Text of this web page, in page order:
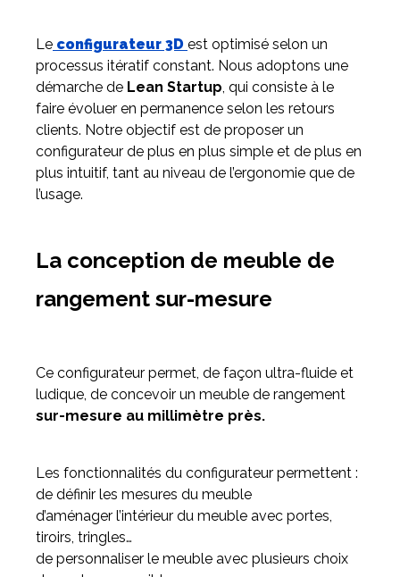
Le configurateur 3D est optimisé selon un
processus itératif constant. Nous adoptons une
démarche de Lean Startup, qui consiste à le
faire évoluer en permanence selon les retours
clients. Notre objectif est de proposer un
configurateur de plus en plus simple et de plus en
plus intuitif, tant au niveau de l’ergonomie que de
l’usage.
La conception de meuble de
rangement sur-mesure
Ce configurateur permet, de façon ultra-fluide et
ludique, de concevoir un meuble de rangement
sur-mesure au millimètre près.
Les fonctionnalités du configurateur permettent :
de définir les mesures du meuble
d’aménager l’intérieur du meuble avec portes,
tiroirs, tringles…
de personnaliser le meuble avec plusieurs choix